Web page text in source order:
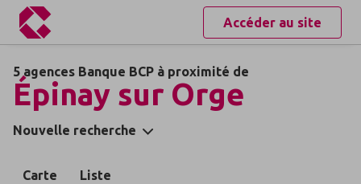
Accéder au site
5 agences Banque BCP à proximité de
Épinay sur Orge
Nouvelle recherche
Carte Liste